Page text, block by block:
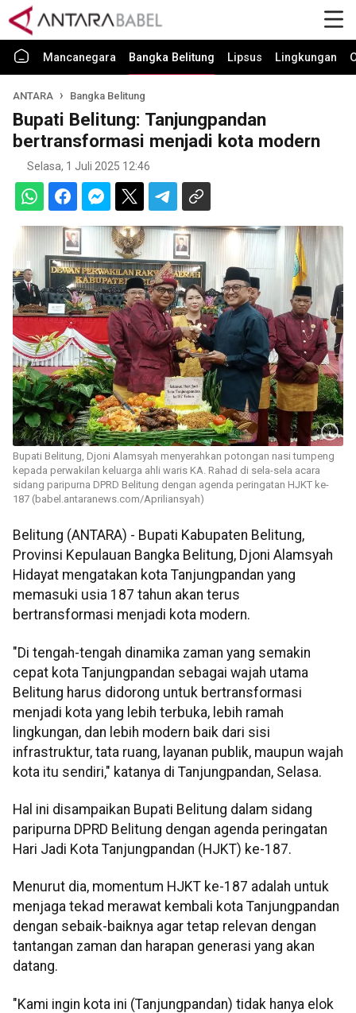
Mancanegara Bangka Belitung Lipsus Lingkungan
ANTARA Bangka Belitung
Bupati Belitung: Tanjungpandan
bertransformasi menjadi kota modern
Selasa, 1 Juli 2025 12:46
Bupati Belitung, Djoni Alamsyah menyerahkan potongan nasi tumpeng
kepada perwakilan keluarga ahli waris KA. Rahad di sela-sela acara
sidang paripurna DPRD Belitung dengan agenda peringatan HJKT ke-
187 (babel.antaranews.com/Apriliansyah)
Belitung (ANTARA) - Bupati Kabupaten Belitung,
Provinsi Kepulauan Bangka Belitung, Djoni Alamsyah
Hidayat mengatakan kota Tanjungpandan yang
memasuki usia 187 tahun akan terus
bertransformasi menjadi kota modern.
"Di tengah-tengah dinamika zaman yang semakin
cepat kota Tanjungpandan sebagai wajah utama
Belitung harus didorong untuk bertransformasi
menjadi kota yang lebih terbuka, lebih ramah
lingkungan, dan lebih modern baik dari sisi
infrastruktur, tata ruang, layanan publik, maupun wajah
kota itu sendiri," katanya di Tanjungpandan, Selasa.
Hal ini disampaikan Bupati Belitung dalam sidang
paripurna DPRD Belitung dengan agenda peringatan
Hari Jadi Kota Tanjungpandan (HJKT) ke-187.
Menurut dia, momentum HJKT ke-187 adalah untuk
menjaga tekad merawat kembali kota Tanjungpandan
dengan sebaik-baiknya agar tetap relevan dengan
tantangan zaman dan harapan generasi yang akan
datang.
"Kami ingin kota ini (Tanjungpandan) tidak hanya elok